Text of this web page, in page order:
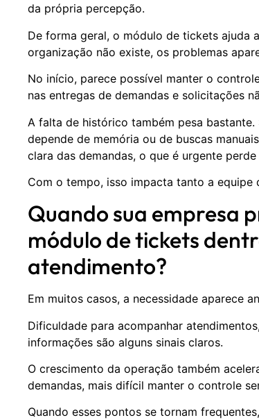
da própria percepção.
De forma geral, o módulo de tickets ajuda
organização não existe, os problemas
No início, parece possível manter o
nas entregas de demandas e solicitações
A falta de histórico também pesa
depende de memória ou de buscas
clara das demandas, o que é urgente
Com o tempo, isso impacta tanto a equipe
Quando sua empresa
módulo de tickets
atendimento?
Em muitos casos, a necessidade aparece
Dificuldade para acompanhar
informações são alguns sinais claros.
O crescimento da operação também
demandas, mais difícil manter o controle
Quando esses pontos se tornam